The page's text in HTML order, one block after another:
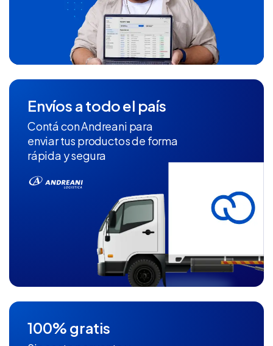
Envíos a todo el país
Contá con Andreani para
enviar tus productos de forma
rápida y segura
100% gratis